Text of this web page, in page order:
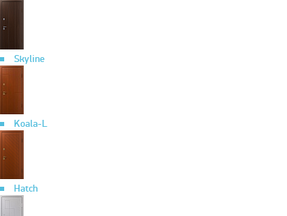
Skyline
Koala-L
Hatch